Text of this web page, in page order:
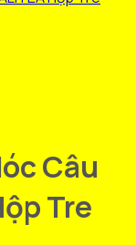
Câu
Tre